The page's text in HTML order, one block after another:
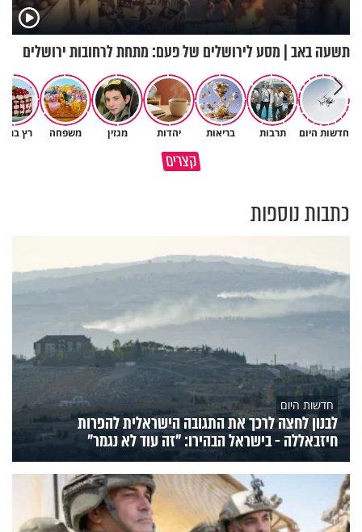
תשעה באב | מסע לירושלים של פעם: מתחת לרחובות ירושלים
חדשות היום תרבות בריאות יהדות מגזין משפחה רץ
קצרים
כך אפשר להתמודד עם הדאגות
והמחשבות שמגיעות לפני השינה
הגעתי לגיל 108 בזכות הכיבוד
כתבות נוספות
חדשות היום
לבנון לחצה לרכך את התגובה הישראלית להפרות
חיזבאללה - בישראל הבהירו: "זה עוד לא נגמר"